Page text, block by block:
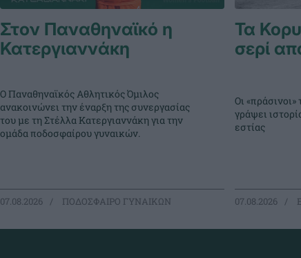
Στον Παναθηναϊκό η
Κατεργιαννάκη
Ο Παναθηναϊκός Αθλητικός Όμιλος
ανακοινώνει την έναρξη της συνεργασίας
του με τη Στέλλα Κατεργιαννάκη για την
ομάδα ποδοσφαίρου γυναικών.
07.08.2026 ΠΟΔΟΣΦΑΙΡΟ ΓΥΝΑΙΚΩΝ
Τα
σερί
Οι
γράψει
εστίας
07.08.2026